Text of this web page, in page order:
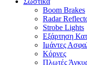
Boom Brakes
Radar
Strobe Lights
Εξάρτηση
Ιμάντες
Κόρνες
Πλωτές